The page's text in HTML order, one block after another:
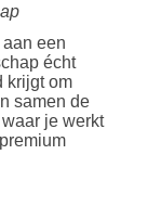
een
écht
krijgt om
samen de
je werkt